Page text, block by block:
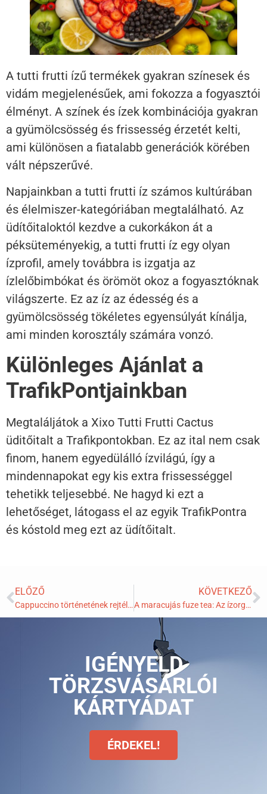
A tutti frutti ízű termékek gyakran színesek és
vidám megjelenésűek, ami fokozza a fogyasztói
élményt. A színek és ízek kombinációja gyakran
a gyümölcsösség és frissesség érzetét kelti,
ami különösen a fiatalabb generációk körében
vált népszerűvé.
Napjainkban a tutti frutti íz számos kultúrában
és élelmiszer-kategóriában megtalálható. Az
üdítőitaloktól kezdve a cukorkákon át a
péksüteményekig, a tutti frutti íz egy olyan
ízprofil, amely továbbra is izgatja az
ízlelőbimbókat és örömöt okoz a fogyasztóknak
világszerte. Ez az íz az édesség és a
gyümölcsösség tökéletes egyensúlyát kínálja,
ami minden korosztály számára vonzó.
Különleges Ajánlat a
TrafikPontjainkban
Megtaláljátok a Xixo Tutti Frutti Cactus
üditőitalt a Trafikpontokban. Ez az ital nem csak
finom, hanem egyedülálló ízvilágú, így a
mindennapokat egy kis extra frissességgel
tehetikk teljesebbé. Ne hagyd ki ezt a
lehetőséget, látogass el az egyik TrafikPontra
és kóstold meg ezt az üdítőitalt.
ELŐZŐ
Cappuccino történetének rejtélyes eredete
KÖVETKEZŐ
A maracujás fuze tea: Az ízorgia és frissesség kifinomult találkozása
IGÉNYELD
TÖRZSVÁSÁRLÓI
KÁRTYÁDAT
ÉRDEKEL!